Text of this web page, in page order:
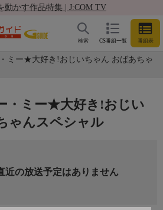
動かす作品特集 | J:COM TV
CS番組一覧 番組表
検索
ミー★大好き!おじいちゃん おばあちゃ
・ミー★大好き!おじい
ゃんスペシャル
近の放送予定はありません